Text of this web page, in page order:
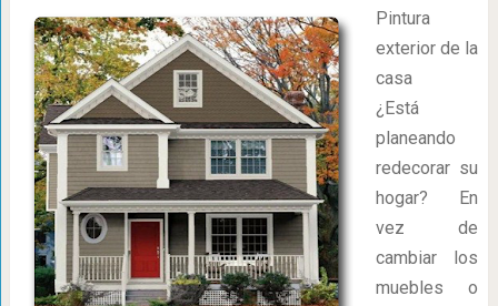
Pintura
exterior de la
casa
¿Está
planeando
redecorar su
hogar? En
vez de
cambiar los
muebles o